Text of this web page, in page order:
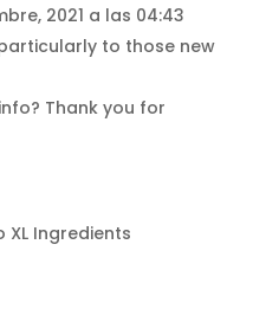
2021 a las 04:43
to those new
Thank you for
XL Ingredients